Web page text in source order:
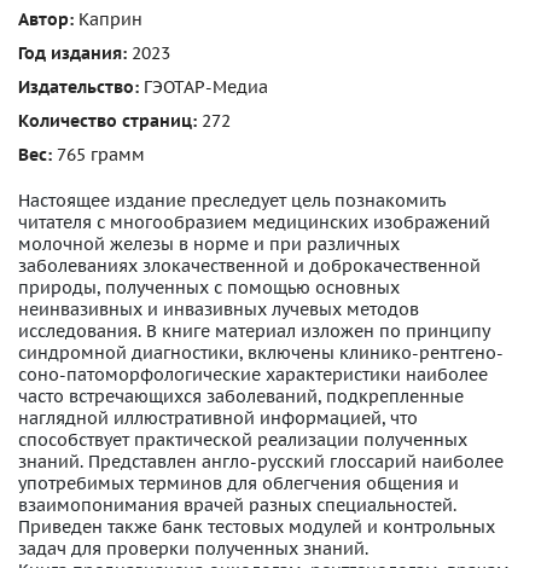
Автор: Каприн
Год издания: 2023
Издательство: ГЭОТАР-Медиа
Количество страниц: 272
Вес: 765 грамм
Настоящее издание преследует цель познакомить
читателя с многообразием медицинских изображений
молочной железы в норме и при различных
заболеваниях злокачественной и доброкачественной
природы, полученных с помощью основных
неинвазивных и инвазивных лучевых методов
исследования. В книге материал изложен по принципу
синдромной диагностики, включены клинико-рентгено-
соно-патоморфологические характеристики наиболее
часто встречающихся заболеваний, подкрепленные
наглядной иллюстративной информацией, что
способствует практической реализации полученных
знаний. Представлен англо-русский глоссарий наиболее
употребимых терминов для облегчения общения и
взаимопонимания врачей разных специальностей.
Приведен также банк тестовых модулей и контрольных
задач для проверки полученных знаний.